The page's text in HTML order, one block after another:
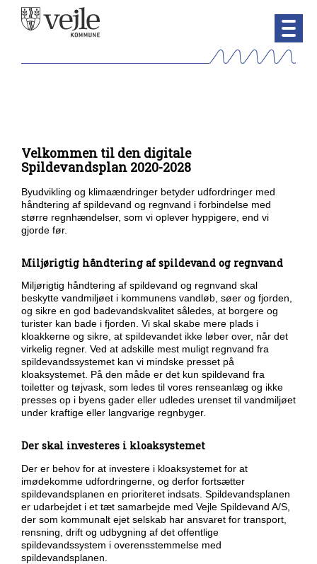
Velkommen til den digitale
Spildevandsplan 2020-2028
Byudvikling og klimaændringer betyder udfordringer med
håndtering af spildevand og regnvand i forbindelse med
større regnhændelser, som vi oplever hyppigere, end vi
gjorde før.
Miljørigtig håndtering af spildevand og regnvand
Miljørigtig håndtering af spildevand og regnvand skal
beskytte vandmiljøet i kommunens vandløb, søer og fjorden,
og sikre en god badevandskvalitet således, at borgere og
turister kan bade i fjorden. Vi skal skabe mere plads i
kloakkerne og sikre, at spildevandet ikke løber over, når det
virkelig regner. Ved at adskille mest muligt regnvand fra
spildevandssystemet kan vi mindske presset på
kloaksystemet. På den måde er det kun spildevand fra
toiletter og tøjvask, som ledes til vores renseanlæg og ikke
presses op i byens gader eller udledes urenset til vandmiljøet
under kraftige eller langvarige regnbyger.
Der skal investeres i kloaksystemet
Der er behov for at investere i kloaksystemet for at
imødekomme udfordringerne, og derfor fortsætter
spildevandsplanen en prioriteret indsats. Spildevandsplanen
er udarbejdet i et tæt samarbejde med Vejle Spildevand A/S,
der som kommunalt ejet selskab har ansvaret for transport,
rensning, drift og udbygning af det offentlige
spildevandssystem i overensstemmelse med
spildevandsplanen.